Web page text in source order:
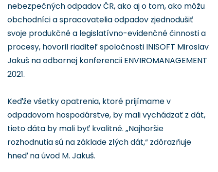
nebezpečných odpadov ČR, ako aj o tom, ako môžu
obchodníci a spracovatelia odpadov zjednodušiť
svoje produkčné a legislatívno-evidenčné činnosti a
procesy, hovoril riaditeľ spoločnosti INISOFT Miroslav
Jakuš na odbornej konferencii ENVIROMANAGEMENT
2021.
Keďže všetky opatrenia, ktoré prijímame v
odpadovom hospodárstve, by mali vychádzať z dát,
tieto dáta by mali byť kvalitné. „Najhoršie
rozhodnutia sú na základe zlých dát,“ zdôrazňuje
hneď na úvod M. Jakuš.